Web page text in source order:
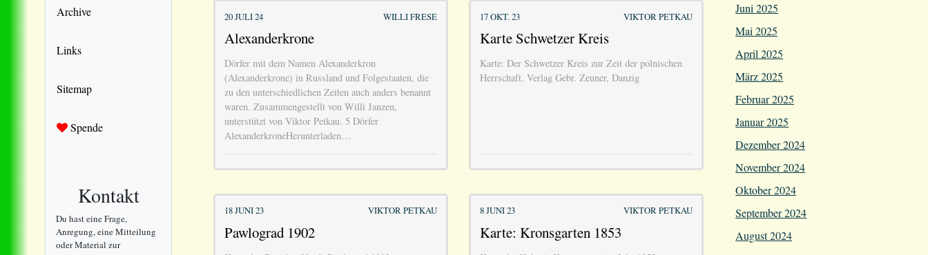
Archive
Links
Sitemap
Spende
Kontakt
Du hast eine Frage,
Anregung, eine Mitteilung
oder Material zur
20 JULI 24 WILLI FRESE
Alexanderkrone
Dörfer mit dem Namen Alexanderkron
(Alexanderkrone) in Russland und Folgestaaten, die
zu den unterschiedlichen Zeiten auch anders benannt
waren. Zusammengestellt von Willi Janzen,
unterstützt von Viktor Petkau. 5 Dörfer
AlexanderkroneHerunterladen…
17 OKT. 23 VIKTOR PETKAU
Karte Schwetzer Kreis
Karte: Der Schwetzer Kreis zur Zeit der polnischen
Herrschaft. Verlag Gebr. Zeuner, Danzig
18 JUNI 23 VIKTOR PETKAU
Pawlograd 1902
8 JUNI 23 VIKTOR PETKAU
Karte: Kronsgarten 1853
Juni 2025
Mai 2025
April 2025
März 2025
Februar 2025
Januar 2025
Dezember 2024
November 2024
Oktober 2024
September 2024
August 2024